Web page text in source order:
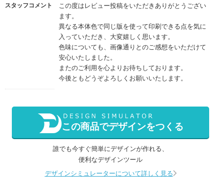
スタッフコメント
この度はレビュー投稿をいただきありがとうござい
ます。
異なる本体色で同じ版を使って印刷できる点を気に
入っていただき、大変嬉しく思います。
色味についても、画像通りとのご感想をいただけて
安心いたしました。
またのご利用を心よりお待ちしております。
今後ともどうぞよろしくお願いいたします。
この商品でデザインをつくる
誰でも今すぐ簡単にデザインが作れる、
便利なデザインツール
デザインシミュレーターについて詳しく見る